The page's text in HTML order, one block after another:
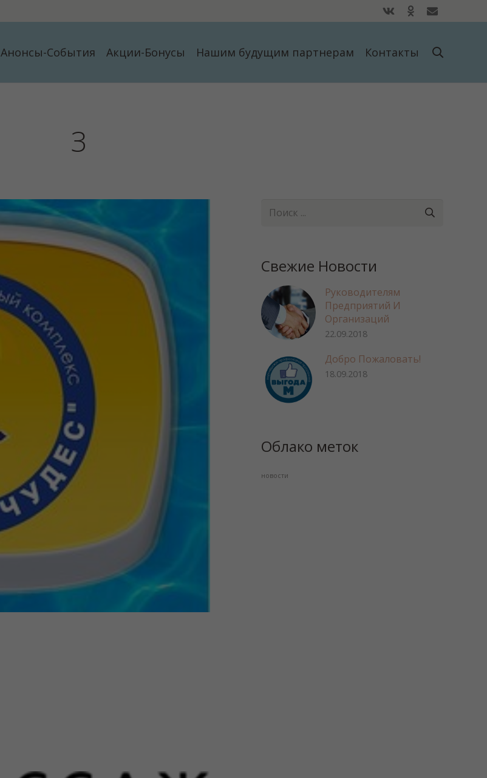
Анонсы-События Акции-Бонусы Нашим будущим партнерам Контакты
З
Свежие Новости
Руководителям
Предприятий И
Организаций
22.09.2018
Добро Пожаловать!
18.09.2018
Облако меток
новости